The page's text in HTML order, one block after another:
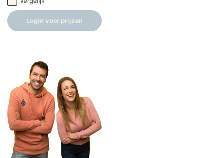
Login voor prijzen